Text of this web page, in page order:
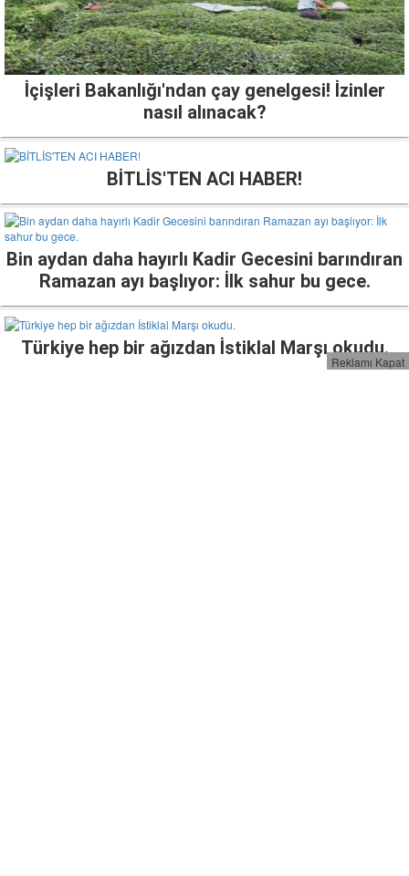
İçişleri Bakanlığı'ndan çay genelgesi! İzinler
nasıl alınacak?
BİTLİS'TEN ACI HABER!
Bin aydan daha hayırlı Kadir Gecesini barındıran
Ramazan ayı başlıyor: İlk sahur bu gece.
Türkiye hep bir ağızdan İstiklal Marşı okudu.
Reklamı Kapat